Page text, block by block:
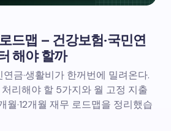
드맵 – 건강보험·국민연
해야 할까
금·생활비가 한꺼번에 밀려온다.
리해야 할 5가지와 월 고정 지출
월·12개월 재무 로드맵을 정리했습